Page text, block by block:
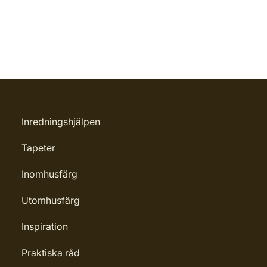
Inredningshjälpen
Tapeter
Inomhusfärg
Utomhusfärg
Inspiration
Praktiska råd